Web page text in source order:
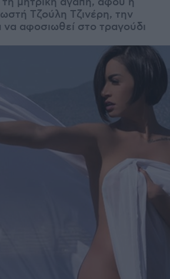
Τζούλη Τζινέρη, την
να αφοσιωθεί στο τραγούδι